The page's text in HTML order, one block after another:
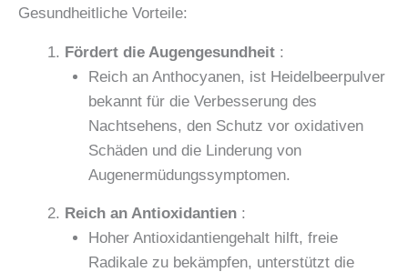
Gesundheitliche Vorteile:
Fördert die Augengesundheit :
Reich an Anthocyanen, ist Heidelbeerpulver
bekannt für die Verbesserung des
Nachtsehens, den Schutz vor oxidativen
Schäden und die Linderung von
Augenermüdungssymptomen.
Reich an Antioxidantien :
Hoher Antioxidantiengehalt hilft, freie
Radikale zu bekämpfen, unterstützt die